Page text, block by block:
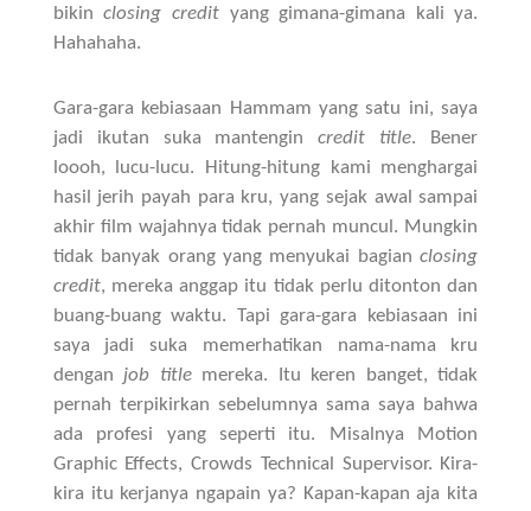
bikinclosing credityang gimana-gimana kali ya.
Hahahaha.
Gara-gara kebiasaan Hammam yang satu ini, saya
jadi ikutan suka mantengincredit title. Bener
loooh, lucu-lucu. Hitung-hitung kami menghargai
hasil jerih payah para kru, yang sejak awal sampai
akhir film wajahnya tidak pernah muncul. Mungkin
tidak banyak orang yang menyukai bagianclosing
credit, mereka anggap itu tidak perlu ditonton dan
buang-buang waktu. Tapi gara-gara kebiasaan ini
saya jadi suka memerhatikan nama-nama kru
dengan job title mereka. Itu keren banget, tidak
pernah terpikirkan sebelumnya sama saya bahwa
ada profesi yang seperti itu. Misalnya Motion
Graphic Effects, Crowds Technical Supervisor. Kira-
kira itu kerjanya ngapain ya? Kapan-kapan aja kita